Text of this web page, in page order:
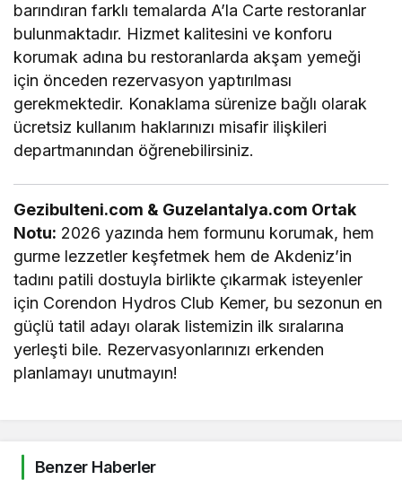
barındıran farklı temalarda A’la Carte restoranlar
bulunmaktadır. Hizmet kalitesini ve konforu
korumak adına bu restoranlarda akşam yemeği
için önceden rezervasyon yaptırılması
gerekmektedir. Konaklama sürenize bağlı olarak
ücretsiz kullanım haklarınızı misafir ilişkileri
departmanından öğrenebilirsiniz.
Gezibulteni.com & Guzelantalya.com Ortak
Notu: 2026 yazında hem formunu korumak, hem
gurme lezzetler keşfetmek hem de Akdeniz’in
tadını patili dostuyla birlikte çıkarmak isteyenler
için Corendon Hydros Club Kemer, bu sezonun en
güçlü tatil adayı olarak listemizin ilk sıralarına
yerleşti bile. Rezervasyonlarınızı erkenden
planlamayı unutmayın!
Benzer Haberler